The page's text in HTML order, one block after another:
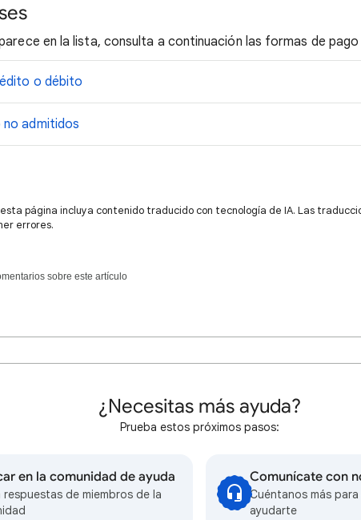
en la lista, consulta a continuación las formas de pago
o débito
no admitidos
esta página incluya contenido traducido con tecnología de IA. Las
errores.
sobre este artículo
¿Necesitas más ayuda?
Prueba estos próximos pasos:
en la comunidad de ayuda
respuestas de miembros de la
Comunícate con
Cuéntanos más
ayudarte